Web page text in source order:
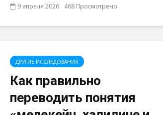
9 апреля 2026 468 Просмотрено
ДРУГИЕ ИССЛЕДОВАНИЯ
Как правильно
переводить понятия